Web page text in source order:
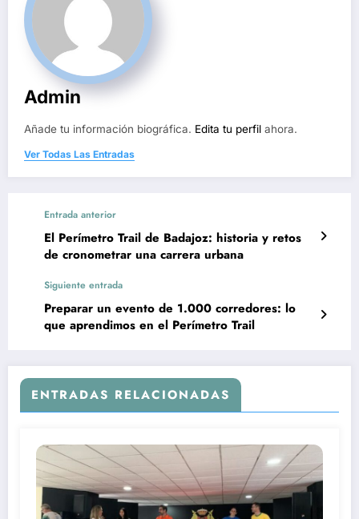
Admin
Añade tu información biográfica. Edita tu perfil ahora.
Ver Todas Las Entradas
Entrada anterior
El Perímetro Trail de Badajoz: historia y retos
de cronometrar una carrera urbana
Siguiente entrada
Preparar un evento de 1.000 corredores: lo
que aprendimos en el Perímetro Trail
ENTRADAS RELACIONADAS